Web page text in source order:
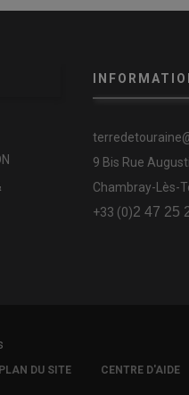
9 Bis Rue
Chambray-Lès-
+33 (0)2 47 25
PLAN DU SITE CENTRE D'AIDE